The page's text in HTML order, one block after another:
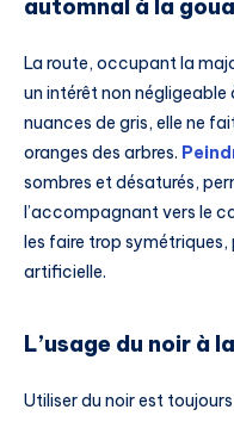
automnal à la
La route, occupant la
un intérêt non
nuances de gris, elle ne
oranges des arbres.
sombres et désaturés,
l’accompagnant vers le
les faire trop symétriques,
artificielle.
L’usage du noir à
Utiliser du noir est